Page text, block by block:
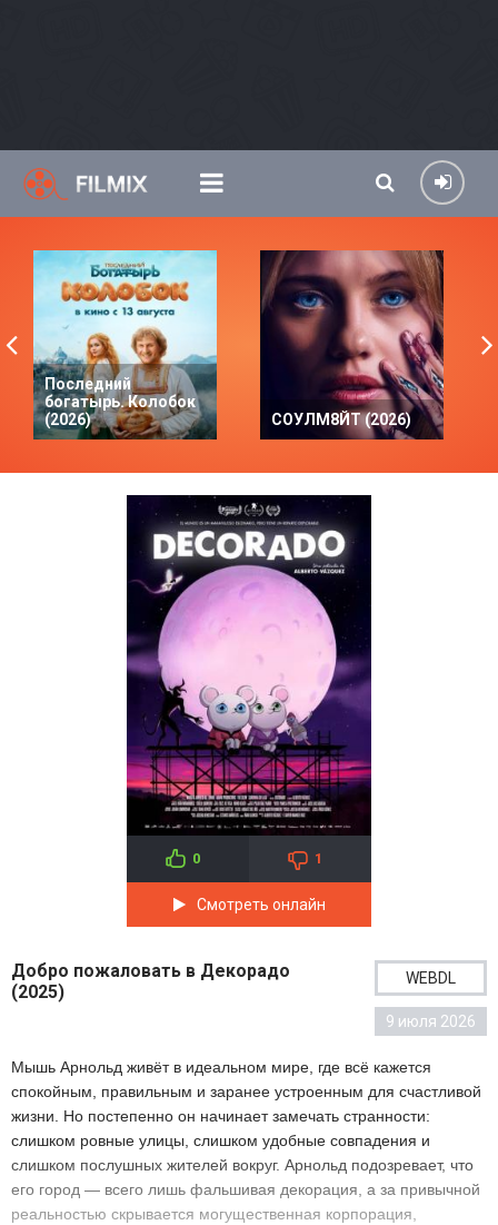
Последний
богатырь. Колобок
(2026)
СОУЛМ8ЙТ (2026)
0 1
Смотреть онлайн
Добро пожаловать в Декорадо
(2025)
WEBDL
9 июля 2026
Мышь Арнольд живёт в идеальном мире, где всё кажется
спокойным, правильным и заранее устроенным для счастливой
жизни. Но постепенно он начинает замечать странности:
слишком ровные улицы, слишком удобные совпадения и
слишком послушных жителей вокруг. Арнольд подозревает, что
его город — всего лишь фальшивая декорация, а за привычной
реальностью скрывается могущественная корпорация,